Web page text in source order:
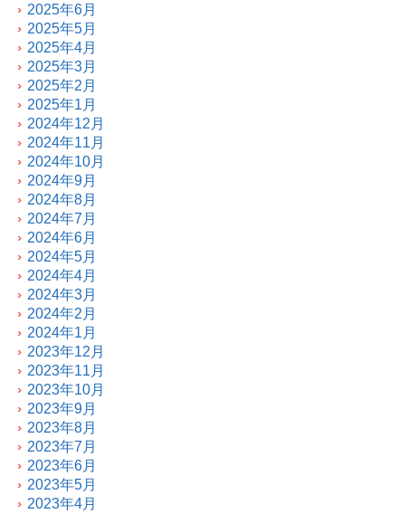
2025年6月
2025年5月
2025年4月
2025年3月
2025年2月
2025年1月
2024年12月
2024年11月
2024年10月
2024年9月
2024年8月
2024年7月
2024年6月
2024年5月
2024年4月
2024年3月
2024年2月
2024年1月
2023年12月
2023年11月
2023年10月
2023年9月
2023年8月
2023年7月
2023年6月
2023年5月
2023年4月